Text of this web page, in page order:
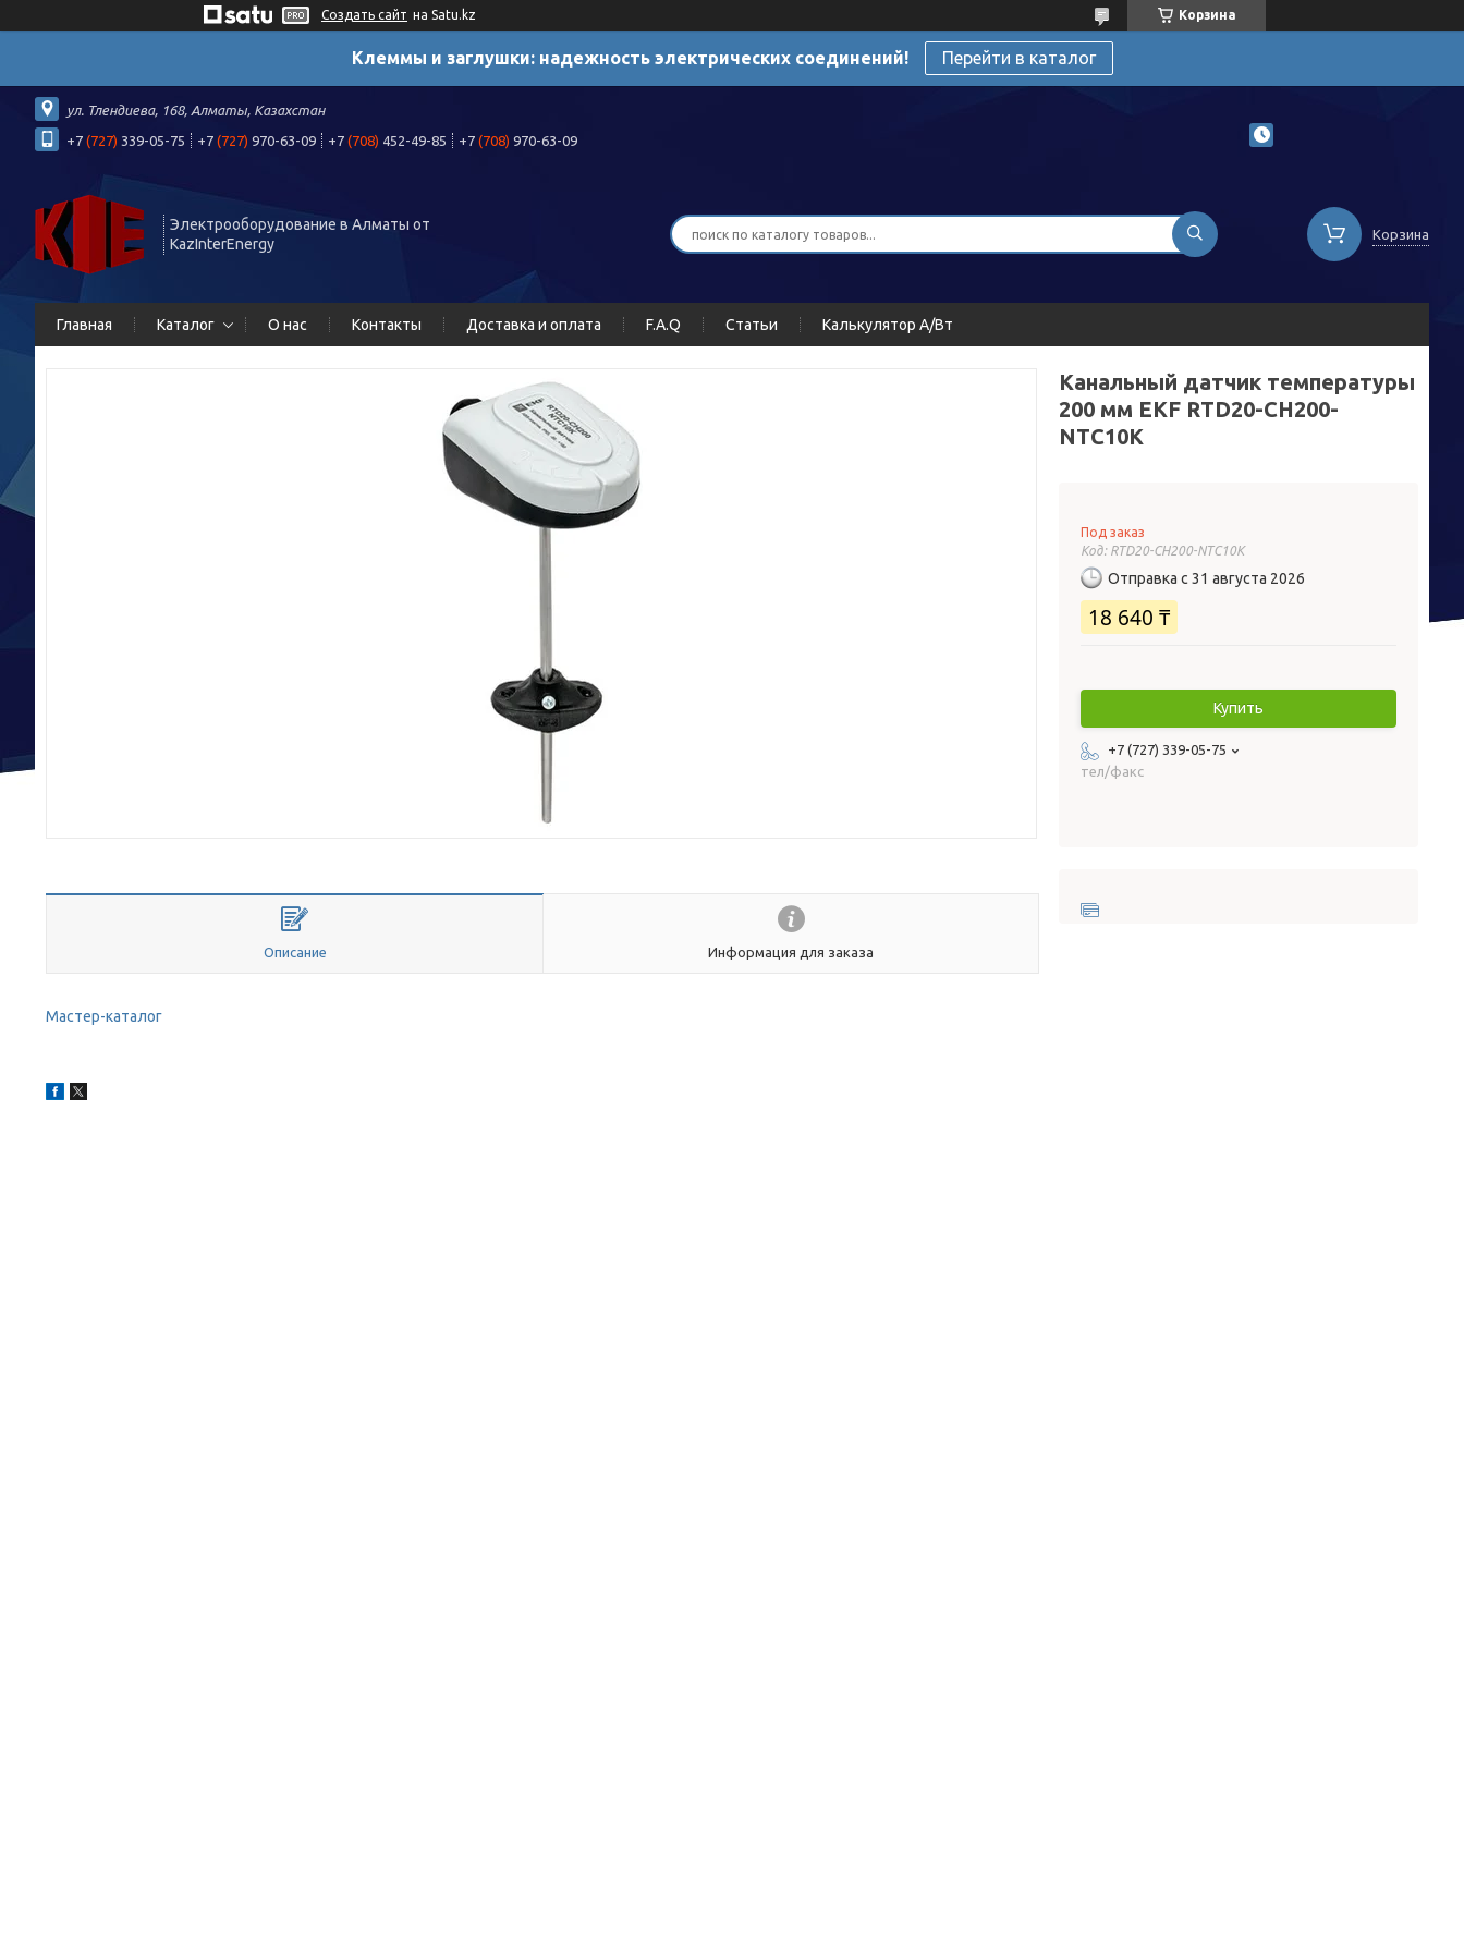
Создать сайт на Satu.kz Корзина
Клеммы и заглушки: надежность электрических соединений! Перейти в каталог
ул. Тлендиева, 168, Алматы, Казахстан
+7 (727) 339-05-75 +7 (727) 970-63-09 +7 (708) 452-49-85 +7 (708) 970-63-09
Электрооборудование в Алматы от
KazInterEnergy
Корзина
Главная Каталог О нас Контакты Доставка и оплата F.A.Q Статьи Калькулятор А/Вт
Описание Информация для заказа
Мастер-каталог
Канальный датчик температуры
200 мм EKF RTD20-CH200-
NTC10K
Под заказ
Код: RTD20-CH200-NTC10K
Отправка с 31 августа 2026
18 640 ₸
Купить
+7 (727) 339-05-75
тел/факс